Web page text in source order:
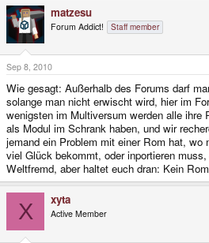
matzesu
Forum Addict! Staff member
Sep 8, 2010
Wie gesagt: Außerhalb des Forums darf
solange man nicht erwischt wird, hier im
wenigsten im Multiversum werden alle ihre
als Modul im Schrank haben, und wir
jemand ein Problem mit einer Rom hat, wo
viel Glück bekommt, oder inportieren
Weltfremd, aber haltet euch dran: Kein
X xyta
Active Member